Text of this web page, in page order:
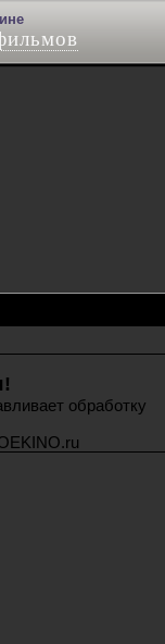
обработку